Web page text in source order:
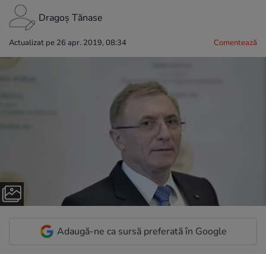
Dragoș Tănase
Actualizat pe 26 apr. 2019, 08:34 Comentează
Adaugă-ne ca sursă preferată în Google